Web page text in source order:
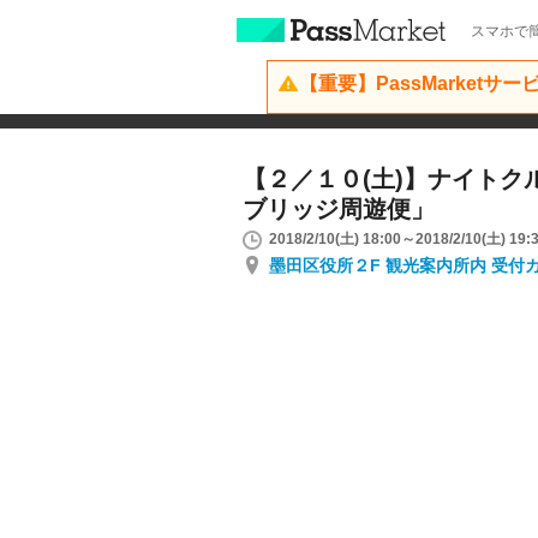
スマホで
【重要】PassMarketサー
【２／１０(土)】ナイトク
ブリッジ周遊便」
2018/2/10(土) 18:00～2018/2/10(土)
墨田区役所２F 観光案内所内 受付